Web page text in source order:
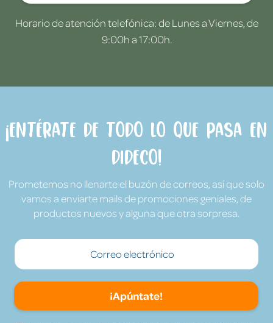
Horario de atención telefónica: de Lunes a Viernes, de
9:00h a 17:00h.
¡Entérate de todo lo que pasa en
Dideco!
Prometemos no llenarte el buzón de correos, así que solo
vamos a enviarte mails de promociones geniales, de
productos nuevos y alguna que otra sorpresa.
¡Apúntate!